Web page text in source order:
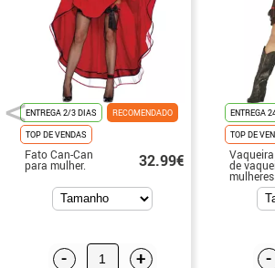
ENTREGA 2/3 DIAS
RECOMENDADO
TOP DE VENDAS
Fato Can-Can
para mulher. 32.99€
- +
ENTREGA
TOP DE
de
mulheres
-